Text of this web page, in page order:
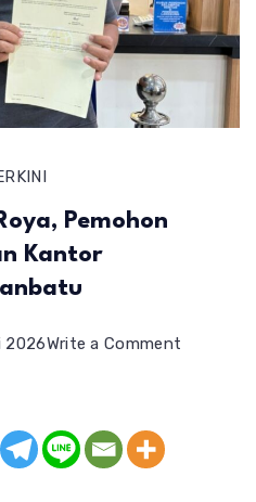
Pemohon
Kantor
2026Write a Comment